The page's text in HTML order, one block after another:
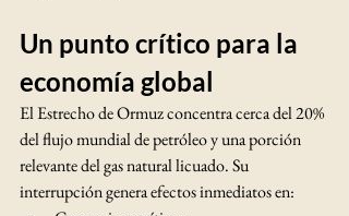
Un punto crítico para la
economía global
El Estrecho de Ormuz concentra cerca del 20%
del flujo mundial de petróleo y una porción
relevante del gas natural licuado. Su
interrupción genera efectos inmediatos en: